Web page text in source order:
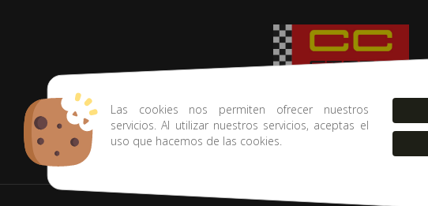
Las cookies nos permiten ofrecer nuestros
servicios. Al utilizar nuestros servicios, aceptas el
uso que hacemos de las cookies.
Tu tienda de rally de confianza.